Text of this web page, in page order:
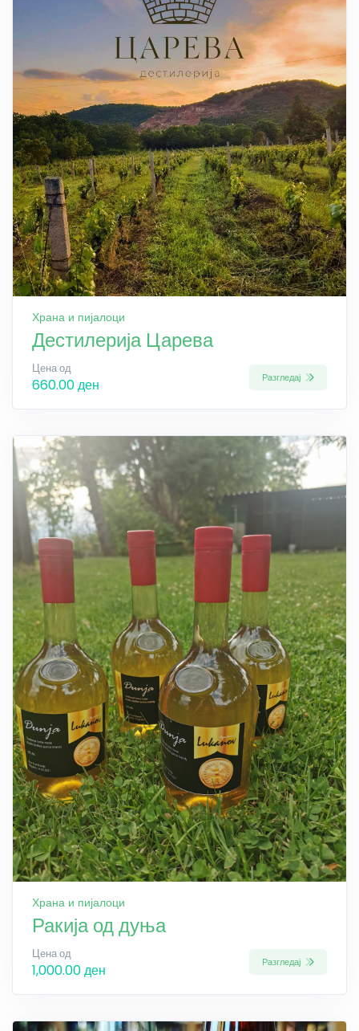
Храна и пијалоци
Дестилерија Царева
Цена од
660.00 ден Разгледај
Храна и пијалоци
Ракија од дуња
Цена од
1,000.00 ден Разгледај